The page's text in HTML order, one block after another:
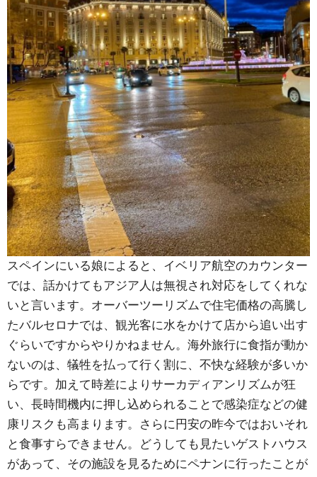
スペインにいる娘によると、イベリア航空のカウンター
では、話かけてもアジア人は無視され対応をしてくれな
いと言います。オーバーツーリズムで住宅価格の高騰し
たバルセロナでは、観光客に水をかけて店から追い出す
ぐらいですからやりかねません。海外旅行に食指が動か
ないのは、犠牲を払って行く割に、不快な経験が多いか
らです。加えて時差によりサーカディアンリズムが狂
い、長時間機内に押し込められることで感染症などの健
康リスクも高まります。さらに円安の昨今ではおいそれ
と食事すらできません。どうしても見たいゲストハウス
があって、その施設を見るためにペナンに行ったことが